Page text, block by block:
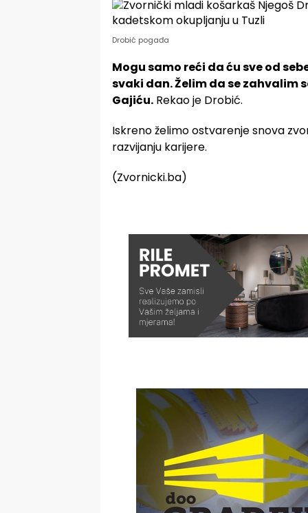
Drobić pogađa
Mogu samo reći da ću sve od
svaki dan. Želim da se zahvalim
Gajiću. Rekao je Drobić.
Iskreno želimo ostvarenje snova
razvijanju karijere.
(Zvornicki.ba)